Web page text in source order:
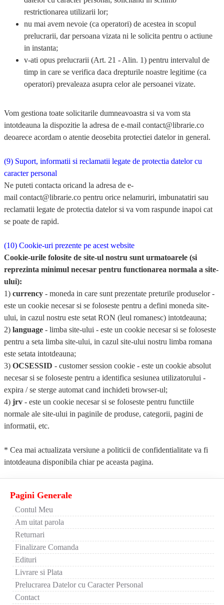
restrictionarea utilizarii lor;
nu mai avem nevoie (ca operatori) de acestea in scopul
prelucrarii, dar persoana vizata ni le solicita pentru o actiune
in instanta;
v-ati opus prelucrarii (Art. 21 - Alin. 1) pentru intervalul de
timp in care se verifica daca drepturile noastre legitime (ca
operatori) prevaleaza asupra celor ale persoanei vizate.
Vom gestiona toate solicitarile dumneavoastra si va vom sta
intotdeauna la dispozitie la adresa de e-mail contact@librarie.co
deoarece acordam o atentie deosebita protectiei datelor in general.
(9) Suport, informatii si reclamatii legate de protectia datelor cu
caracter personal
Ne puteti contacta oricand la adresa de e-
mail contact@librarie.co pentru orice nelamuriri, imbunatatiri sau
reclamatii legate de protectia datelor si va vom raspunde inapoi cat
se poate de rapid.
(10) Cookie-uri prezente pe acest website
Cookie-urile folosite de site-ul nostru sunt urmatoarele (si
reprezinta minimul necesar pentru functionarea normala a site-
ului):
1) currency - moneda in care sunt prezentate preturile produselor -
este un cookie necesar si se foloseste pentru a defini moneda site-
ului, in cazul nostru este setat RON (leul romanesc) intotdeauna;
2) language - limba site-ului - este un cookie necesar si se foloseste
pentru a seta limba site-ului, in cazul site-ului nostru limba romana
este setata intotdeauna;
3) OCSESSID - customer session cookie - este un cookie absolut
necesar si se foloseste pentru a identifica sesiunea utilizatorului -
expira / se sterge automat cand inchideti browser-ul;
4) jrv - este un cookie necesar si se foloseste pentru functiile
normale ale site-ului in paginile de produse, categorii, pagini de
informatii, etc.
* Cea mai actualizata versiune a politicii de confidentialitate va fi
intotdeauna disponibila chiar pe aceasta pagina.
Pagini Generale
Contul Meu
Am uitat parola
Returnari
Finalizare Comanda
Edituri
Livrare si Plata
Prelucrarea Datelor cu Caracter Personal
Contact